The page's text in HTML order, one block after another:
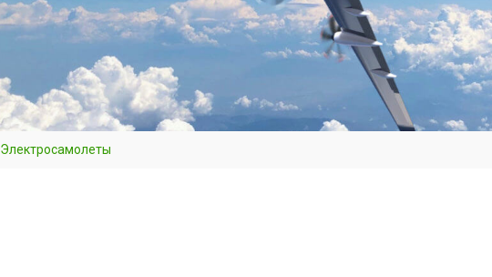
Электросамолеты